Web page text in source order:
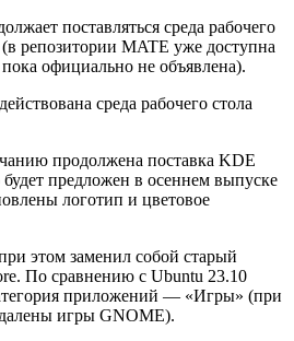
поставляться среда рабочего
репозитории MATE уже доступна
пока официально не объявлена).
среда рабочего стола
продолжена поставка KDE
предложен в осеннем выпуске
логотип и цветовое
этом заменил собой старый
По сравнению с Ubuntu 23.10
приложений — «Игры» (при
игры GNOME).